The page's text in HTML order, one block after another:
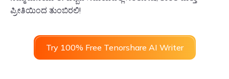
ಪ್ರೀತಿಯಿಂದ ತುಂಬಿರಲಿ!
Try 100% Free Tenorshare AI Writer